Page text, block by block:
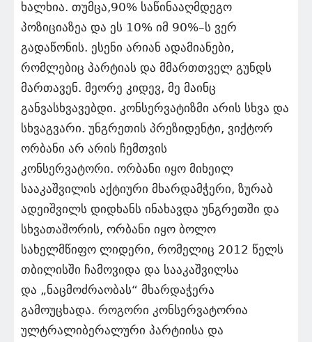
ხალხია. თუმცა,90% საწინააღმდეგო
პოზიციაზეა და ეს 10% იმ 90%–ს ვერ
გადაწონის. ესენი არიან ადამიანები,
რომლებიც პარტიას და მმართთველ გუნდს
მართავენ. მეორე კიდევ, მე მაინც
განვასხვავებდი. კონსერვატიზმი არის სხვა და
სხვაგვარი. უნგრეთის პრეზიდენტი, ვიქტორ
ორბანი არ არის ჩემთვის
კონსერვატორი. ორბანი იყო მიხეილ
სააკაშვილის აქტიური მხარდამჭერი, ზურაბ
ადეიშვილს დიდხანს ინახავდა უნგრეთში და
სხვათაშორის, ორბანი იყო ბოლო
სახელმწიფო ლიდერი, რომელიც 2012 წელს
თბილისში ჩამოვიდა და სააკაშვილსა
და „ნაცმოძრაობას“ მხარდაჭერა
გამოუცხადა. როგორი კონსერვატორია
ულტრალიბერალური პარტიისა და